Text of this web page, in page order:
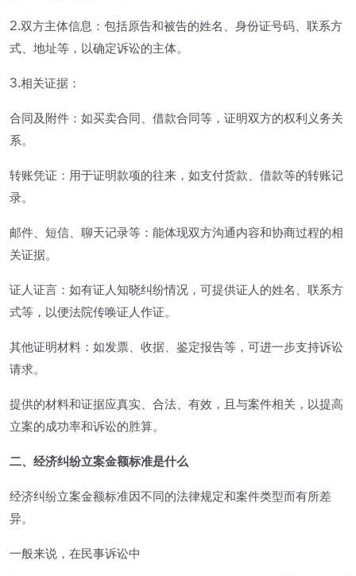
2.双方主体信息：包括原告和被告的姓名、身份证号码、联系方
式、地址等，以确定诉讼的主体。
3.相关证据：
合同及附件：如买卖合同、借款合同等，证明双方的权利义务关
系。
转账凭证：用于证明款项的往来，如支付货款、借款等的转账记
录。
邮件、短信、聊天记录等：能体现双方沟通内容和协商过程的相
关证据。
证人证言：如有证人知晓纠纷情况，可提供证人的姓名、联系方
式等，以便法院传唤证人作证。
其他证明材料：如发票、收据、鉴定报告等，可进一步支持诉讼
请求。
提供的材料和证据应真实、合法、有效，且与案件相关，以提高
立案的成功率和诉讼的胜算。
二、经济纠纷立案金额标准是什么
经济纠纷立案金额标准因不同的法律规定和案件类型而有所差
异。
一般来说，在民事诉讼中